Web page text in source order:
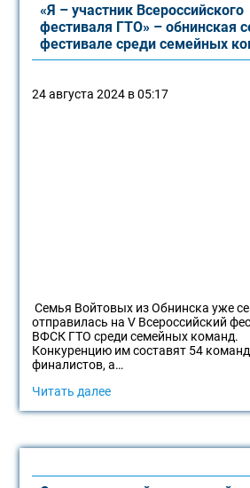
«Я – участник Всероссийского
фестиваля ГТО» – обнинская
фестивале среди семейных
24 августа 2024 в 05:17
Семья Войтовых из Обнинска уже
отправилась на V Всероссийский
ВФСК ГТО среди семейных команд.
Конкуренцию им составят 54
финалистов, а…
Читать далее